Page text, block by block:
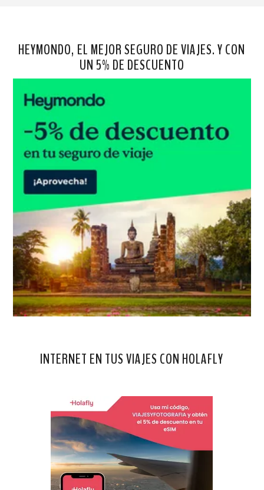
HEYMONDO, EL MEJOR SEGURO DE VIAJES. Y CON
UN 5% DE DESCUENTO
INTERNET EN TUS VIAJES CON HOLAFLY